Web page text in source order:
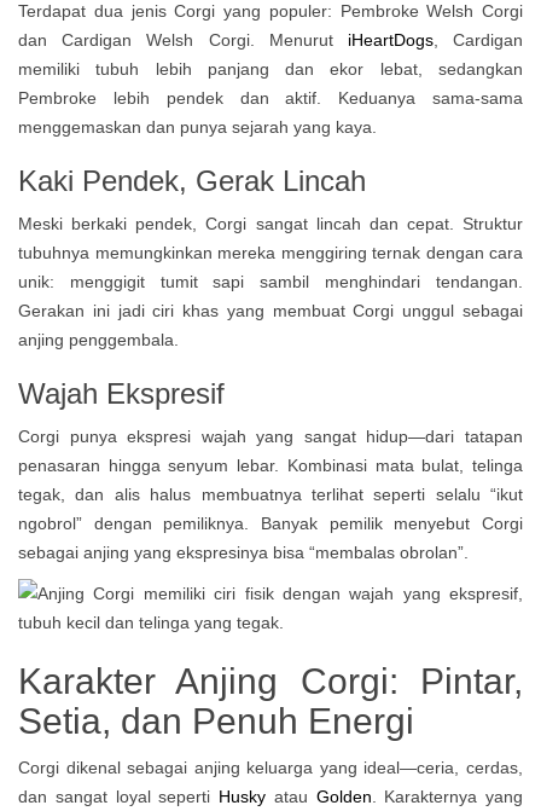
Terdapat dua jenis Corgi yang populer: Pembroke Welsh Corgi
dan Cardigan Welsh Corgi. Menurut
iHeartDogs, Cardigan
memiliki tubuh lebih panjang dan ekor lebat, sedangkan
Pembroke lebih pendek dan aktif. Keduanya sama-sama
menggemaskan dan punya sejarah yang kaya.
Kaki Pendek, Gerak Lincah
Meski berkaki pendek, Corgi sangat lincah dan cepat. Struktur
tubuhnya memungkinkan mereka menggiring ternak dengan cara
unik: menggigit tumit sapi sambil menghindari tendangan.
Gerakan ini jadi ciri khas yang membuat Corgi unggul sebagai
anjing penggembala.
Wajah Ekspresif
Corgi punya ekspresi wajah yang sangat hidup—dari tatapan
penasaran hingga senyum lebar. Kombinasi mata bulat, telinga
tegak, dan alis halus membuatnya terlihat seperti selalu “ikut
ngobrol” dengan pemiliknya. Banyak pemilik menyebut Corgi
sebagai anjing yang ekspresinya bisa “membalas obrolan”.
Karakter Anjing Corgi: Pintar,
Setia, dan Penuh Energi
Corgi dikenal sebagai anjing keluarga yang ideal—ceria, cerdas,
dan sangat loyal seperti Husky atau Golden . Karakternya yang